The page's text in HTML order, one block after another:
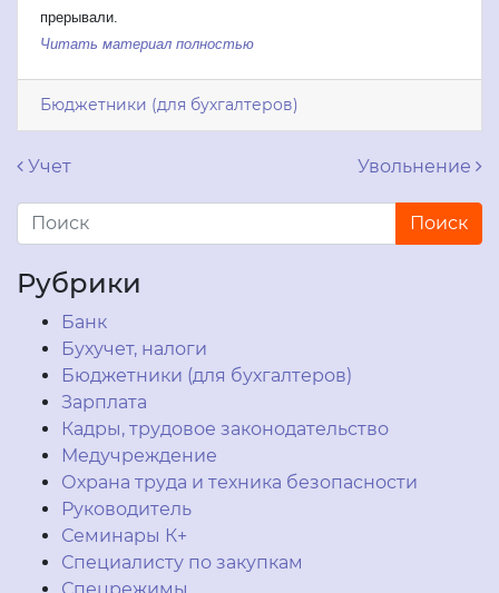
прерывали.
Читать материал полностью
Бюджетники (для бухгалтеров)
Навигация по записям
Учет Увольнение
Рубрики
Банк
Бухучет, налоги
Бюджетники (для бухгалтеров)
Зарплата
Кадры, трудовое законодательство
Медучреждение
Охрана труда и техника безопасности
Руководитель
Семинары К+
Специалисту по закупкам